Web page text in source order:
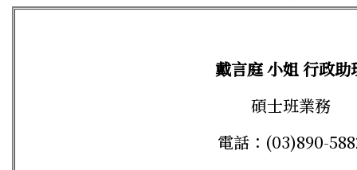
戴言庭 小姐 行政助
碩士班業務
電話：(03)890-